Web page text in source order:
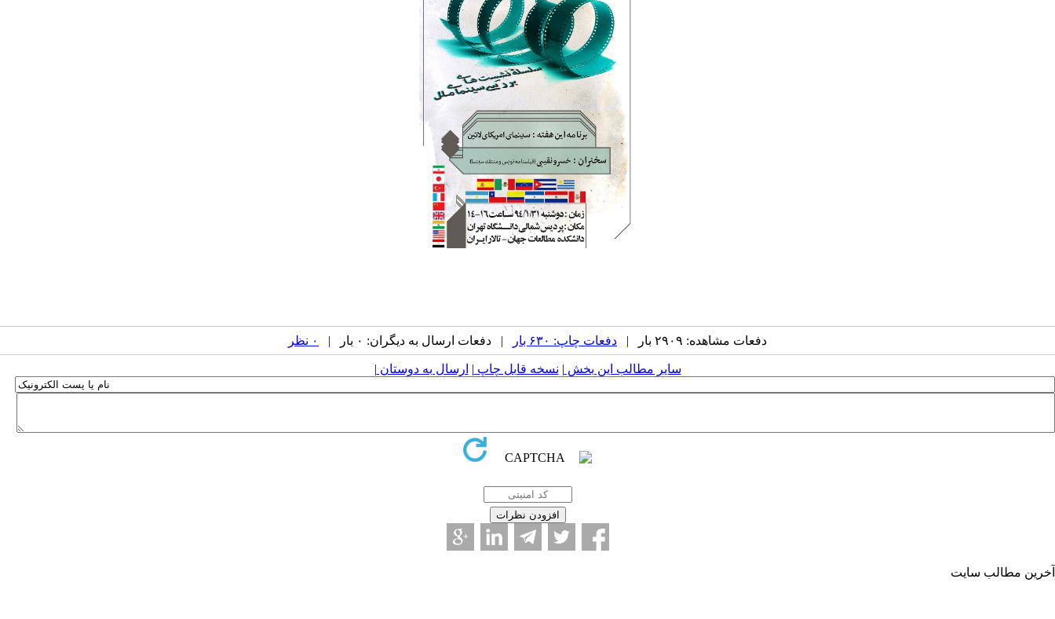
دفعات مشاهده: ۲۹۰۹ بار | دفعات چاپ: ۶۳۰ بار | دفعات ارسال به دیگران: ۰ بار | ۰ نظر
سایر مطالب این بخش | نسخه قابل چاپ | ارسال به دوستان |
آخرین مطالب سایت